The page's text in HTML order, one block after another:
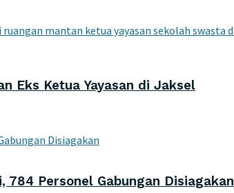
Eks Ketua Yayasan di Jaksel
Personel Gabungan Disiagakan